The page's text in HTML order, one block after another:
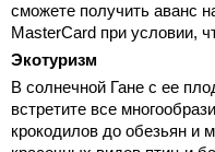
сможете получить аванс
MasterCard при условии,
Экотуризм
В солнечной Гане с ее
встретите все
крокодилов до обезьян и